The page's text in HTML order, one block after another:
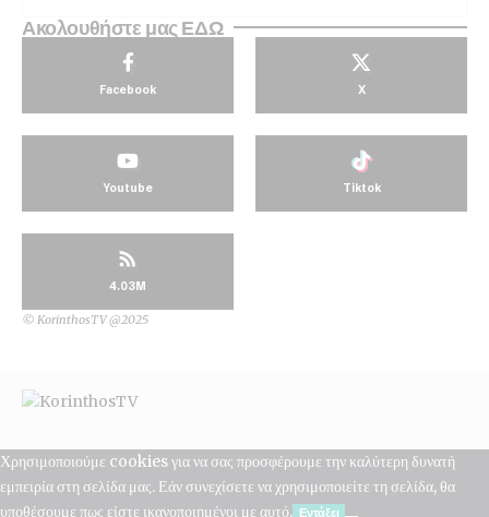
Ακολουθήστε μας ΕΔΩ
Facebook X
Youtube Tiktok
4.03M
© KorinthosTV @2025
Χρησιμοποιούμε cookies για να σας προσφέρουμε την καλύτερη δυνατή
εμπειρία στη σελίδα μας. Εάν συνεχίσετε να χρησιμοποιείτε τη σελίδα, θα
υποθέσουμε πως είστε ικανοποιημένοι με αυτό. Εντάξει